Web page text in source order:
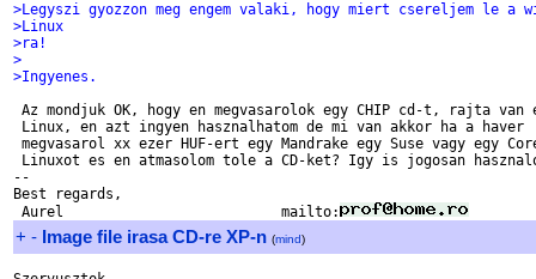
>Legyszi gyozzon meg engem valaki, hogy miert csereljem le a
>Linux
>ra!
>
>Ingyenes.
Az mondjuk OK, hogy en megvasarolok egy CHIP cd-t, rajta van
Linux, en azt ingyen hasznalhatom de mi van akkor ha a haver
megvasarol xx ezer HUF-ert egy Mandrake egy Suse vagy egy
Linuxot es en atmasolom tole a CD-ket? Igy is jogosan
--
Best regards,
Aurel                          mailto:
+ - Image file irasa CD-re XP-n (mind)